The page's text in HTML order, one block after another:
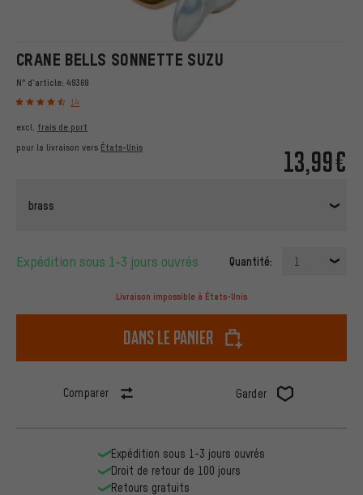
CRANE BELLS SONNETTE SUZU
N° d'article: 49369
14
13,99€
excl. frais de port
pour la livraison vers États-Unis
brass
Expédition sous 1-3 jours ouvrés Quantité: 1
Livraison impossible à États-Unis
dans le panier
Comparer Garder
Expédition sous 1-3 jours ouvrés
Droit de retour de 100 jours
Retours gratuits